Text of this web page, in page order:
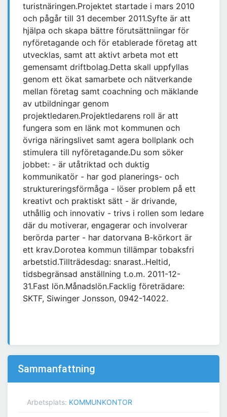
turistnäringen.Projektet startade i mars 2010
och pågår till 31 december 2011.Syfte är att
hjälpa och skapa bättre förutsättniingar för
nyföretagande och för etablerade företag att
utvecklas, samt att aktivt arbeta mot ett
gemensamt driftbolag.Detta skall uppfyllas
genom ett ökat samarbete och nätverkande
mellan företag samt coachning och mäklande
av utbildningar genom
projektledaren.Projektledarens roll är att
fungera som en länk mot kommunen och
övriga näringslivet samt agera bollplank och
stimulera till nyföretagande.Du som söker
jobbet: - är utåtriktad och duktig
kommunikatör - har god planerings- och
struktureringsförmåga - löser problem på ett
kreativt och praktiskt sätt - är drivande,
uthållig och innovativ - trivs i rollen som ledare
där du motiverar, engagerar och involverar
berörda parter - har datorvana B-körkort är
ett krav.Dorotea kommun tillämpar tobaksfri
arbetstid.Tillträdesdag: snarast..Heltid,
tidsbegränsad anställning t.o.m. 2011-12-
31.Fast lön.Månadslön.Facklig företrädare:
SKTF, Siwinger Jonsson, 0942-14022.
Sammanfattning
Arbetsplats: KOMMUNKONTOR